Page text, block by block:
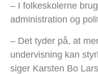
– I folkeskolerne
administration og
– Det tyder på, at
undervisning kan
siger Karsten Bo